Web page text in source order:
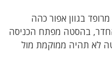
בגוון אפור כהה
בהסטה מפתח הכניסה
לא תהיה ממוקמת מול